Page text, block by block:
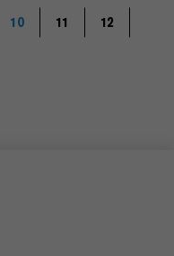
10 11
12